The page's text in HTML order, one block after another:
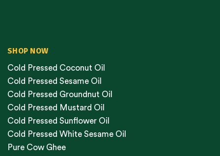
SHOP NOW
Cold Pressed Coconut Oil
Cold Pressed Sesame Oil
Cold Pressed Groundnut Oil
Cold Pressed Mustard Oil
Cold Pressed Sunflower Oil
Cold Pressed White Sesame Oil
Pure Cow Ghee